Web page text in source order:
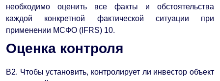
необходимо оценить все факты и обстоятельства
каждой конкретной фактической ситуации при
применении МСФО (IFRS) 10.
Оценка контроля
B2. Чтобы установить, контролирует ли инвестор объект